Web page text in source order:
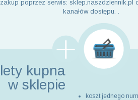
poprzez serwis: sklep.naszdziennik.pl
kanałów dostępu. .
kupna
w sklepie
koszt jednego